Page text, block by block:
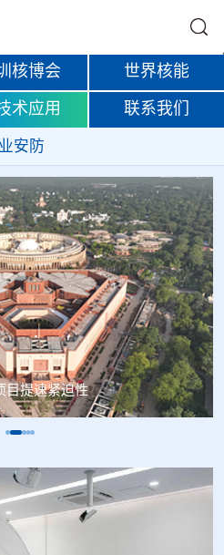
核博会 世界核能
术应用 联系我们
安防
持股90%打通核医疗全产业链